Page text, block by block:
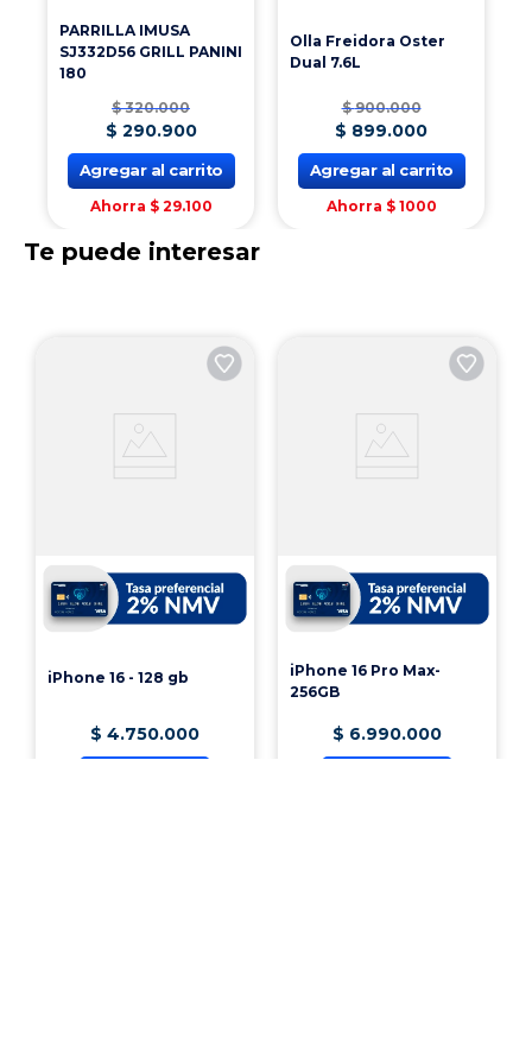
permiten ser sincronizadas.
papas fritas, carnes/aves, pescado, postres, vegetales y
deshidratar.
Temporizador ajustable de hasta 12 horas con
apagado automático.
Recubrimiento DiamondForce que resulta 15 veces
Tiene Temporizador: Si Tiene Temporizador
PARRILLA IMUSA
SJ332D56 GRILL PANINI
180
$ 320.000
$ 290.900
Agregar al carrito
Ahorra $ 29.100
Olla Freidora Oster
Dual 7.6L
$ 900.000
$ 899.000
Agregar al carrito
Ahorra $ 1000
Te puede interesar
iPhone 16 - 128 gb
$ 4.750.000
iPhone 16 Pro Max-
256GB
$ 6.990.000